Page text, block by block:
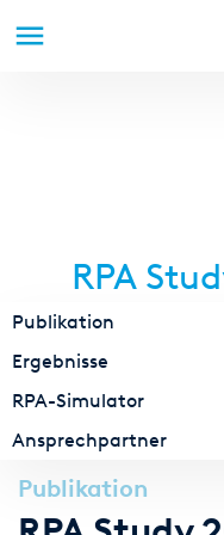
Anmelden
RPA
Publikation
Ergebnisse
RPA-Simulator
Ansprechpartner
Publikation